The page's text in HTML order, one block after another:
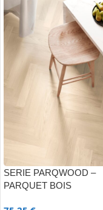
SERIE PARQWOOD –
PARQUET BOIS